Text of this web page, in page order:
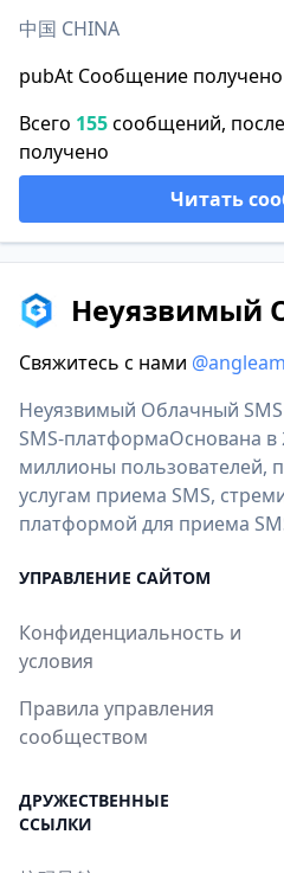
中国 CHINA
pubAt Сообщение получено
Всего 155сообщений,
получено
Читать
Неуязвимый
Свяжитесь с нами
Неуязвимый Облачный
SMS-платформаОснована в
миллионы пользователей,
услугам приема SMS,
платформой для приема
УПРАВЛЕНИЕ САЙТОМ
Конфиденциальность и
условия
Правила управления
сообществом
ДРУЖЕСТВЕННЫЕ
ССЫЛКИ